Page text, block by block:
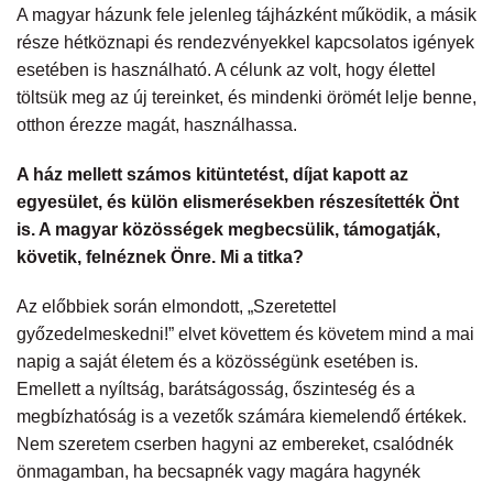
A magyar házunk fele jelenleg tájházként működik, a másik
része hétköznapi és rendezvényekkel kapcsolatos igények
esetében is használható. A célunk az volt, hogy élettel
töltsük meg az új tereinket, és mindenki örömét lelje benne,
otthon érezze magát, használhassa.
A ház mellett számos kitüntetést, díjat kapott az
egyesület, és külön elismerésekben részesítették Önt
is. A magyar közösségek megbecsülik, támogatják,
követik, felnéznek Önre. Mi a titka?
Az előbbiek során elmondott, „Szeretettel
győzedelmeskedni!” elvet követtem és követem mind a mai
napig a saját életem és a közösségünk esetében is.
Emellett a nyíltság, barátságosság, őszinteség és a
megbízhatóság is a vezetők számára kiemelendő értékek.
Nem szeretem cserben hagyni az embereket, csalódnék
önmagamban, ha becsapnék vagy magára hagynék